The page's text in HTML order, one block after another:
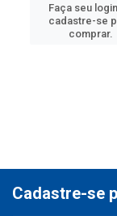
Faça seu
cadastre-se
comprar.
Cadastre-se